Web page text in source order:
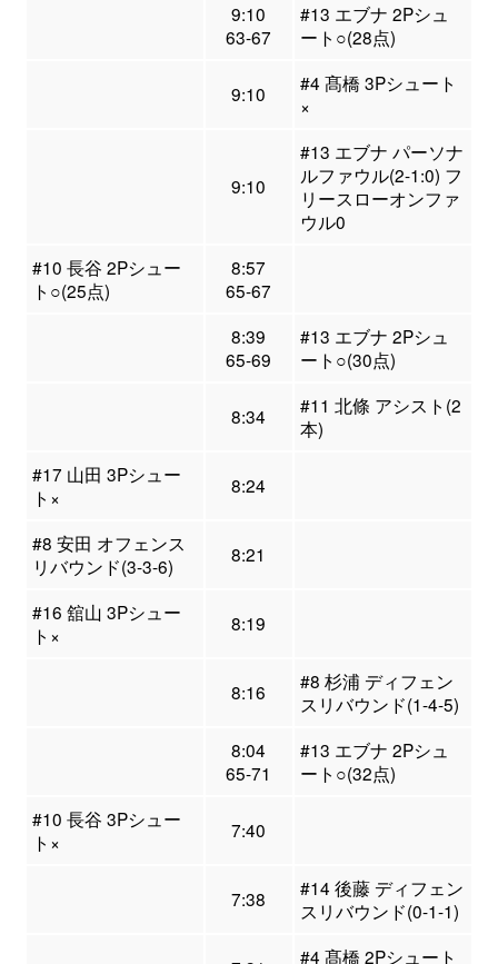
9:10
63-67
#13 エブナ 2Pシュ
ート○(28点)
9:10
#4 髙橋 3Pシュート
×
9:10
#13 エブナ パーソナ
ルファウル(2-1:0) フ
リースローオンファ
ウル0
#10 長谷 2Pシュー
ト○(25点)
8:57
65-67
8:39
65-69
#13 エブナ 2Pシュ
ート○(30点)
8:34
#11 北條 アシスト(2
本)
#17 山田 3Pシュー
ト×
8:24
#8 安田 オフェンス
リバウンド(3-3-6)
8:21
#16 舘山 3Pシュー
ト×
8:19
8:16
#8 杉浦 ディフェン
スリバウンド(1-4-5)
8:04
65-71
#13 エブナ 2Pシュ
ート○(32点)
#10 長谷 3Pシュー
ト×
7:40
7:38
#14 後藤 ディフェン
スリバウンド(0-1-1)
#4 髙橋 2Pシュート